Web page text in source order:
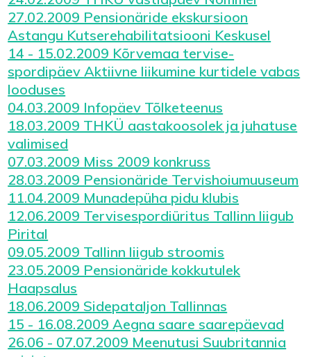
27.02.2009 Pensionäride ekskursioon
Astangu Kutserehabilitatsiooni Keskusel
14 - 15.02.2009 Kõrvemaa tervise-
spordipäev Aktiivne liikumine kurtidele vabas
looduses
04.03.2009 Infopäev Tõlketeenus
18.03.2009 THKÜ aastakoosolek ja juhatuse
valimised
07.03.2009 Miss 2009 konkruss
28.03.2009 Pensionäride Tervishoiumuuseum
11.04.2009 Munadepüha pidu klubis
12.06.2009 Tervisespordiüritus Tallinn liigub
Pirital
09.05.2009 Tallinn liigub stroomis
23.05.2009 Pensionäride kokkutulek
Haapsalus
18.06.2009 Sidepataljon Tallinnas
15 - 16.08.2009 Aegna saare saarepäevad
26.06 - 07.07.2009 Meenutusi Suubritannia